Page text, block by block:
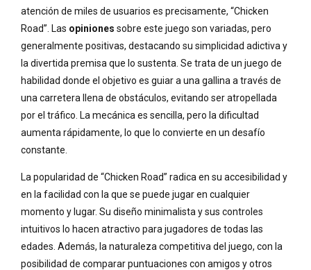
atención de miles de usuarios es precisamente, “Chicken
Road”. Las opiniones sobre este juego son variadas, pero
generalmente positivas, destacando su simplicidad adictiva y
la divertida premisa que lo sustenta. Se trata de un juego de
habilidad donde el objetivo es guiar a una gallina a través de
una carretera llena de obstáculos, evitando ser atropellada
por el tráfico. La mecánica es sencilla, pero la dificultad
aumenta rápidamente, lo que lo convierte en un desafío
constante.
La popularidad de “Chicken Road” radica en su accesibilidad y
en la facilidad con la que se puede jugar en cualquier
momento y lugar. Su diseño minimalista y sus controles
intuitivos lo hacen atractivo para jugadores de todas las
edades. Además, la naturaleza competitiva del juego, con la
posibilidad de comparar puntuaciones con amigos y otros